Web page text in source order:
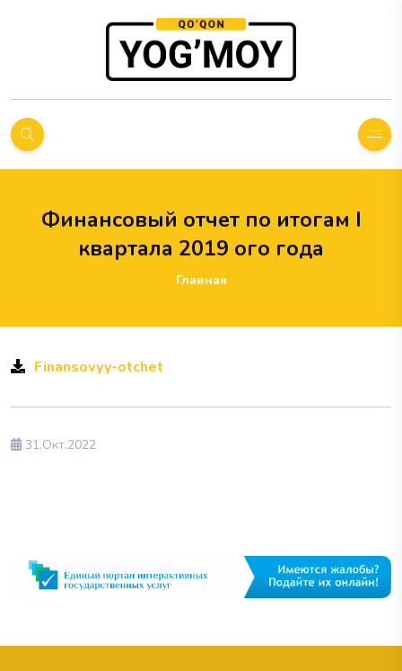
Финансовый отчет по итогам I
квартала 2019 ого года
Главная
Finansovyy-otchet
31.Окт.2022